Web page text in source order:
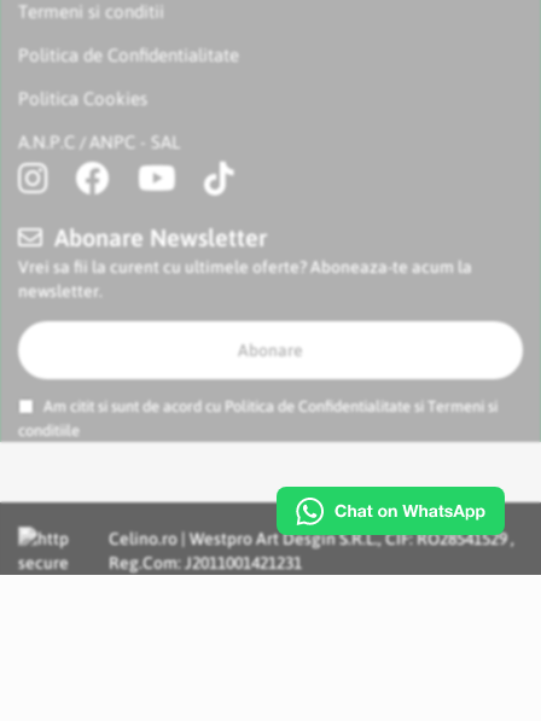
Termeni si conditii
Politica de Confidentialitate
Politica Cookies
A.N.P.C / ANPC - SAL
Abonare Newsletter
Vrei sa fii la curent cu ultimele oferte? Aboneaza-te acum la
newsletter.
Abonare
Am citit si sunt de acord cu Politica de Confidentialitate si
Termeni si
conditiile
Celino.ro | Westpro Art Desgin S.R.L., CIF: RO28541529 ,
Reg.Com: J2011001421231